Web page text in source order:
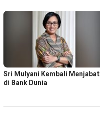
Sri Mulyani Kembali Menjabat
di Bank Dunia